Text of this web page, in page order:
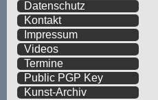
Datenschutz
Kontakt
Impressum
Videos
Termine
Public PGP Key
Kunst-Archiv